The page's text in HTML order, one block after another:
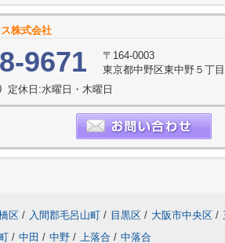
株式会社
9671
〒164-0003
東京都中野区東中野５丁
定休日:水曜日・木曜日
区 / 入間郡毛呂山町 / 目黒区 / 大阪市中央区 /
/ 中田 / 中野 / 上落合 / 中落合